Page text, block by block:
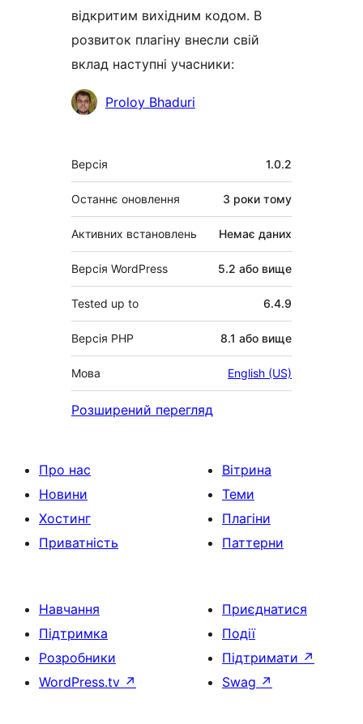
відкритим вихідним кодом. В
розвиток плагіну внесли свій
вклад наступні учасники:
УчасникиProloy Bhaduri
Мета
Версія 1.0.2
Останнє оновлення 3 роки тому
Активних встановлень Немає даних
Версія WordPress 5.2 або вище
Tested up to 6.4.9
Версія PHP 8.1 або вище
Мова English (US)
Розширений перегляд
Про нас
Новини
Хостинг
Приватність
Вітрина
Теми
Плагіни
Паттерни
Навчання
Підтримка
Розробники
WordPress.tv ↗
Приєднатися
Події
Підтримати ↗
Swag ↗